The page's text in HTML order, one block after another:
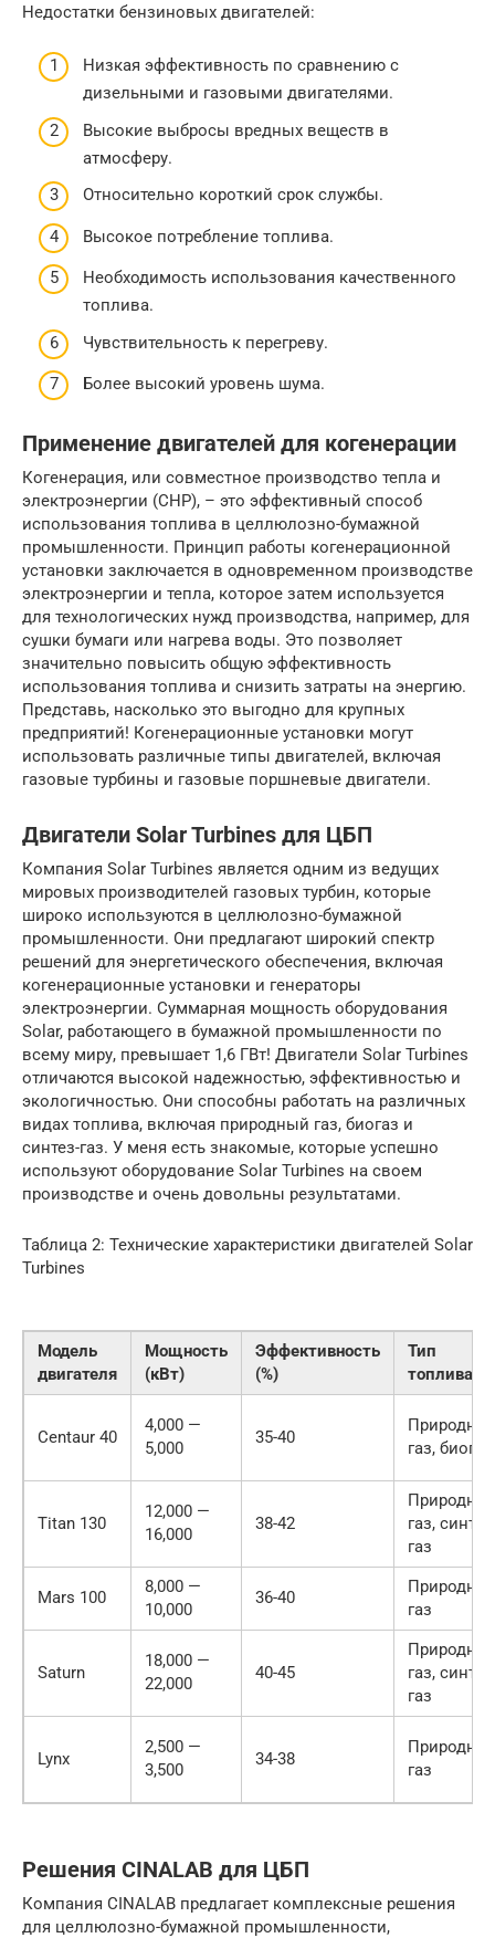
Недостатки бензиновых двигателей:
Низкая эффективность по сравнению с
дизельными и газовыми двигателями.
Высокие выбросы вредных веществ в
атмосферу.
Относительно короткий срок службы.
Высокое потребление топлива.
Необходимость использования качественного
топлива.
Чувствительность к перегреву.
Более высокий уровень шума.
Применение двигателей для когенерации
Когенерация, или совместное производство тепла и
электроэнергии (CHP), – это эффективный способ
использования топлива в целлюлозно-бумажной
промышленности. Принцип работы когенерационной
установки заключается в одновременном производстве
электроэнергии и тепла, которое затем используется
для технологических нужд производства, например, для
сушки бумаги или нагрева воды. Это позволяет
значительно повысить общую эффективность
использования топлива и снизить затраты на энергию.
Представь, насколько это выгодно для крупных
предприятий! Когенерационные установки могут
использовать различные типы двигателей, включая
газовые турбины и газовые поршневые двигатели.
Двигатели Solar Turbines для ЦБП
Компания Solar Turbines является одним из ведущих
мировых производителей газовых турбин, которые
широко используются в целлюлозно-бумажной
промышленности. Они предлагают широкий спектр
решений для энергетического обеспечения, включая
когенерационные установки и генераторы
электроэнергии. Суммарная мощность оборудования
Solar, работающего в бумажной промышленности по
всему миру, превышает 1,6 ГВт! Двигатели Solar Turbines
отличаются высокой надежностью, эффективностью и
экологичностью. Они способны работать на различных
видах топлива, включая природный газ, биогаз и
синтез-газ. У меня есть знакомые, которые успешно
используют оборудование Solar Turbines на своем
производстве и очень довольны результатами.
Таблица 2: Технические характеристики двигателей Solar
Turbines
Модель
двигателя
Мощность
(кВт)
Эффективность
(%)
Тип
топлива
Centaur 40
4,000 —
5,000
35-40
газ, биогаз
Titan 130
12,000 —
16,000
38-42
газ,
газ
Mars 100
8,000 —
10,000
36-40
газ
Saturn
18,000 —
22,000
40-45
газ,
газ
Lynx
2,500 —
3,500
34-38
газ
Решения CINALAB для ЦБП
Компания CINALAB предлагает комплексные решения
для целлюлозно-бумажной промышленности,